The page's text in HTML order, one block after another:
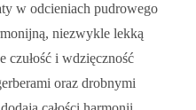
w odcieniach pudrowego
niezwykle lekką
czułość i wdzięczność
oraz drobnymi